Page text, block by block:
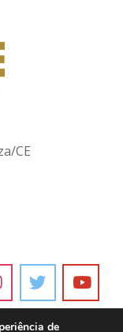
CE
de